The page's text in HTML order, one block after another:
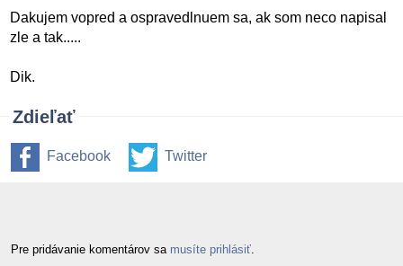
Dakujem vopred a ospravedlnuem sa, ak som neco napisal
zle a tak.....
Dik.
Zdieľať
Facebook Twitter
Pre pridávanie komentárov sa musíte prihlásiť